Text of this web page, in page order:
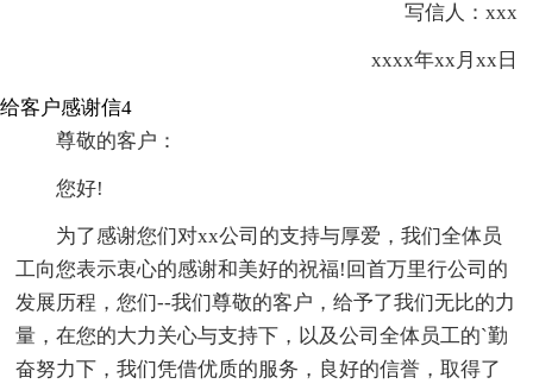
写信人：xxx
xxxx年xx月xx日
给客户感谢信4
尊敬的客户：
您好!
为了感谢您们对xx公司的支持与厚爱，我们全体员
工向您表示衷心的感谢和美好的祝福!回首万里行公司的
发展历程，您们--我们尊敬的客户，给予了我们无比的力
量，在您的大力关心与支持下，以及公司全体员工的`勤
奋努力下，我们凭借优质的服务，良好的信誉，取得了